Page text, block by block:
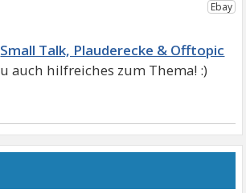
Small Talk, Plauderecke & Offtopic